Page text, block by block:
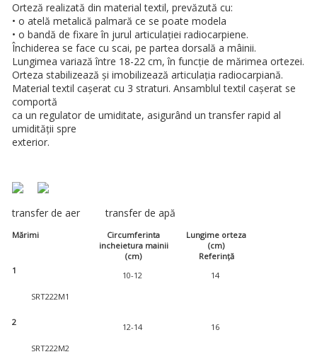
Orteză realizată din material textil, prevăzută cu:
• o atelă metalică palmară ce se poate modela
• o bandă de fixare în jurul articulaţiei radiocarpiene.
Închiderea se face cu scai, pe partea dorsală a mâinii.
Lungimea variază între 18-22 cm, în funcţie de mărimea ortezei.
Orteza stabilizează și imobilizează articulaţia radiocarpiană.
Material textil cașerat cu 3 straturi. Ansamblul textil cașerat se
comportă
ca un regulator de umiditate, asigurând un transfer rapid al
umidităţii spre
exterior.
transfer de aer transfer de apă
Mărimi
Circumferinta
incheietura mainii
(cm)
Lungime orteza
(cm)
Referință
1
10-12
14
SRT222M1
2 12-14
16
SRT222M2